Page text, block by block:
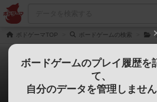
ボドゲーマTOP ボードゲームの検索
サンスー
0件の動画
ボードゲームのプレイ履歴を
て、
自分のデータを管理しませ